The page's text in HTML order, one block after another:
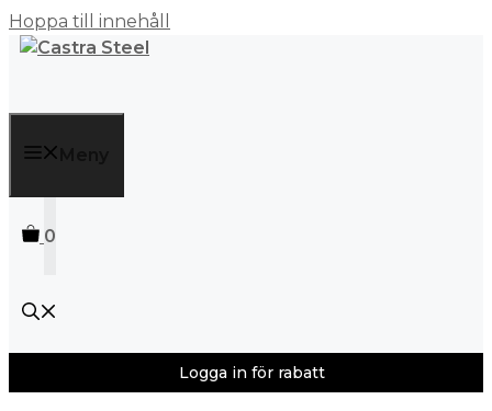
Hoppa till innehåll
0
Logga in för rabatt